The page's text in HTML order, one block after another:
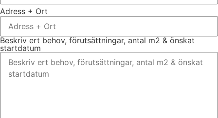
Adress + Ort
Beskriv ert behov, förutsättningar, antal m2 & önskat
startdatum